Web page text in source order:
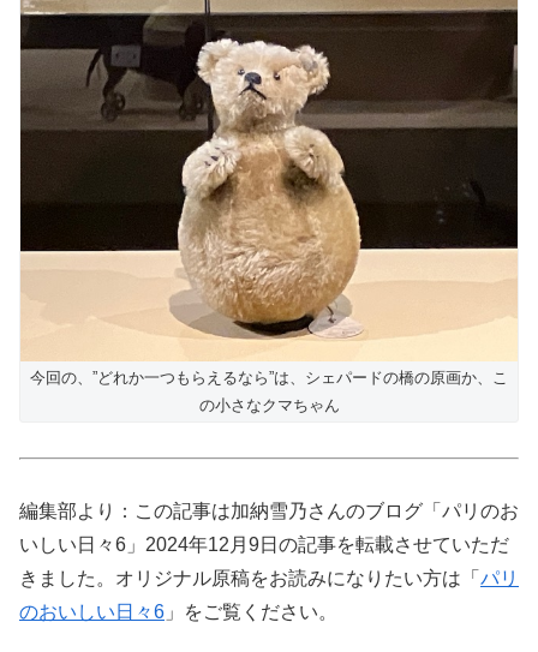
今回の、”どれか一つもらえるなら”は、シェパードの橋の原画か、こ
の小さなクマちゃん
編集部より：この記事は加納雪乃さんのブログ「パリのお
いしい日々6」2024年12月9日の記事を転載させていただ
きました。オリジナル原稿をお読みになりたい方は「 パリ
のおいしい日々6 」をご覧ください。